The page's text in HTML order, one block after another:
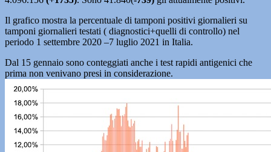
Il grafico mostra la percentuale di tamponi positivi giornalieri su
tamponi giornalieri testati ( diagnostici+quelli di controllo) nel
periodo 1 settembre 2020 –7 luglio 2021 in Italia.
Dal 15 gennaio sono conteggiati anche i test rapidi antigenici che
prima non venivano presi in considerazione.